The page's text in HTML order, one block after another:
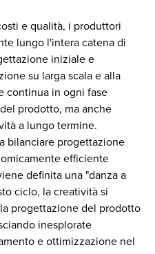
e qualità, i produttori
lungo l'intera catena di
iniziale e
su larga scala e alla
continua in ogni fase
prodotto, ma anche
a lungo termine.
bilanciare progettazione
efficiente
definita una "danza a
ciclo, la creatività si
progettazione del prodotto
inesplorate
e ottimizzazione nel